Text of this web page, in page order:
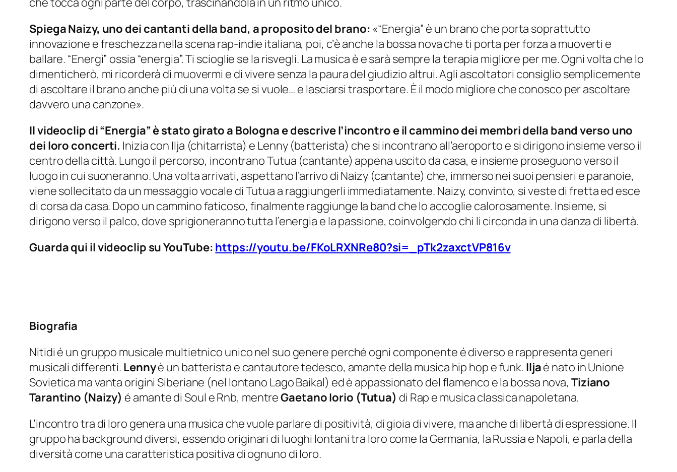
Spiega Naizy, uno dei cantanti della band, a proposito del brano: «“Energia” è un brano che porta soprattutto
innovazione e freschezza nella scena rap-indie italiana, poi, c’è anche la bossa nova che ti porta per forza a muoverti e
ballare. “Energì” ossia “energia”. Ti scioglie se la risvegli. La musica è e sarà sempre la terapia migliore per me. Ogni volta che lo
dimenticherò, mi ricorderà di muovermi e di vivere senza la paura del giudizio altrui. Agli ascoltatori consiglio semplicemente
di ascoltare il brano anche più di una volta se si vuole… e lasciarsi trasportare. È il modo migliore che conosco per ascoltare
davvero una canzone».
Il videoclip di “Energia” è stato girato a Bologna e descrive l’incontro e il cammino dei membri della band verso uno
dei loro concerti. Inizia con Ilja (chitarrista) e Lenny (batterista) che si incontrano all’aeroporto e si dirigono insieme verso il
centro della città. Lungo il percorso, incontrano Tutua (cantante) appena uscito da casa, e insieme proseguono verso il
luogo in cui suoneranno. Una volta arrivati, aspettano l’arrivo di Naizy (cantante) che, immerso nei suoi pensieri e paranoie,
viene sollecitato da un messaggio vocale di Tutua a raggiungerli immediatamente. Naizy, convinto, si veste di fretta ed esce
di corsa da casa. Dopo un cammino faticoso, finalmente raggiunge la band che lo accoglie calorosamente. Insieme, si
dirigono verso il palco, dove sprigioneranno tutta l’energia e la passione, coinvolgendo chi li circonda in una danza di libertà.
Guarda qui il videoclip su YouTube: https://youtu.be/FKoLRXNRe80?si=_pTk2zaxctVP816v
Biografia
Nitidi é un gruppo musicale multietnico unico nel suo genere perché ogni componente é diverso e rappresenta generi
musicali differenti. Lennyè un batterista e cantautore tedesco, amante della musica hip hop e funk. Iljaé nato in Unione
Sovietica ma vanta origini Siberiane (nel lontano Lago Baikal) ed è appassionato del flamenco e la bossa nova, Tiziano
Tarantino (Naizy) é amante di Soul e Rnb, mentreGaetano Iorio (Tutua) di Rap e musica classica napoletana.
L’incontro tra di loro genera una musica che vuole parlare di positività, di gioia di vivere, ma anche di libertà di espressione. Il
gruppo ha background diversi, essendo originari di luoghi lontani tra loro come la Germania, la Russia e Napoli, e parla della
diversità come una caratteristica positiva di ognuno di loro.